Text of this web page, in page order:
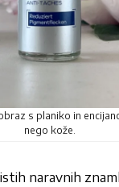
s planiko in
nego kože.
naravnih